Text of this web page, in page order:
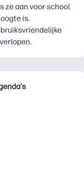
ze aan voor school
is.